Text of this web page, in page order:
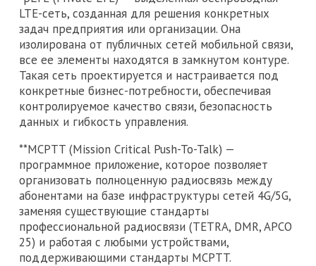
LTE-сеть, созданная для решения конкретных
задач предприятия или организации. Она
изолирована от публичных сетей мобильной связи,
все ее элементы находятся в замкнутом контуре.
Такая сеть проектируется и настраивается под
конкретные бизнес-потребности, обеспечивая
контролируемое качество связи, безопасность
данных и гибкость управления.
**MCPTT (Mission Critical Push-To-Talk) —
программное приложение, которое позволяет
организовать полноценную радиосвязь между
абонентами на базе инфраструктуры сетей 4G/5G,
заменяя существующие стандарты
профессиональной радиосвязи (TETRA, DMR, APCO
25) и работая с любыми устройствами,
поддерживающими стандарты MCPTT.